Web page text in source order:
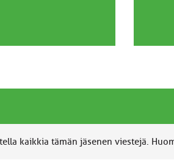
kaikkia tämän jäsenen viestejä.